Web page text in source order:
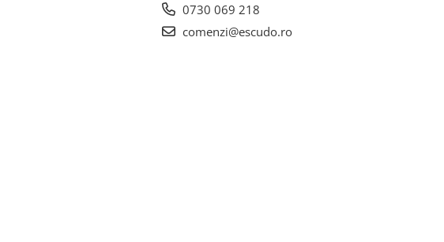
0730 069 218
comenzi@escudo.ro